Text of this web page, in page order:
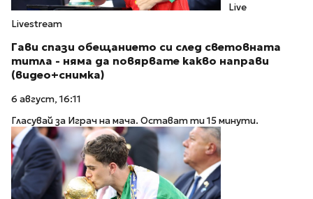
Live
Livestream
Гави спази обещанието си след световната
титла - няма да повярвате какво направи
(видео+снимка)
6 август, 16:11
Гласувай за Играч на мача. Остават ти 15 минути.